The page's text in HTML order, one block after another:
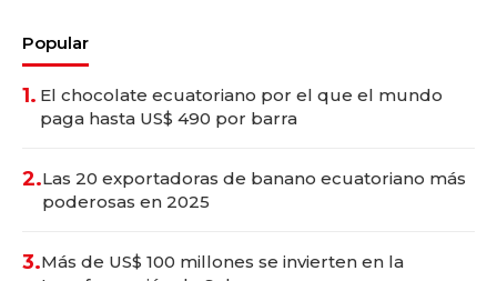
Popular
1. El chocolate ecuatoriano por el que el mundo
paga hasta US$ 490 por barra
2.Las 20 exportadoras de banano ecuatoriano más
poderosas en 2025
3.Más de US$ 100 millones se invierten en la